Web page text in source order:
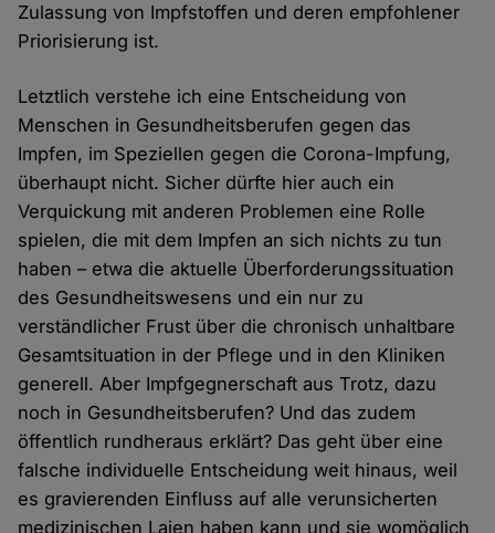
Zulassung von Impfstoffen und deren empfohlener
Priorisierung ist.
Letztlich verstehe ich eine Entscheidung von
Menschen in Gesundheitsberufen gegen das
Impfen, im Speziellen gegen die Corona-Impfung,
überhaupt nicht. Sicher dürfte hier auch ein
Verquickung mit anderen Problemen eine Rolle
spielen, die mit dem Impfen an sich nichts zu tun
haben – etwa die aktuelle Überforderungssituation
des Gesundheitswesens und ein nur zu
verständlicher Frust über die chronisch unhaltbare
Gesamtsituation in der Pflege und in den Kliniken
generell. Aber Impfgegnerschaft aus Trotz, dazu
noch in Gesundheitsberufen? Und das zudem
öffentlich rundheraus erklärt? Das geht über eine
falsche individuelle Entscheidung weit hinaus, weil
es gravierenden Einfluss auf alle verunsicherten
medizinischen Laien haben kann und sie womöglich